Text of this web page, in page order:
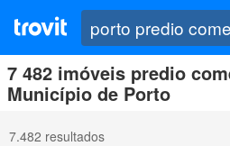
7 482 imóveis predio
Município de Porto
7.482 resultados